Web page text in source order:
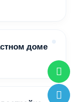
доме